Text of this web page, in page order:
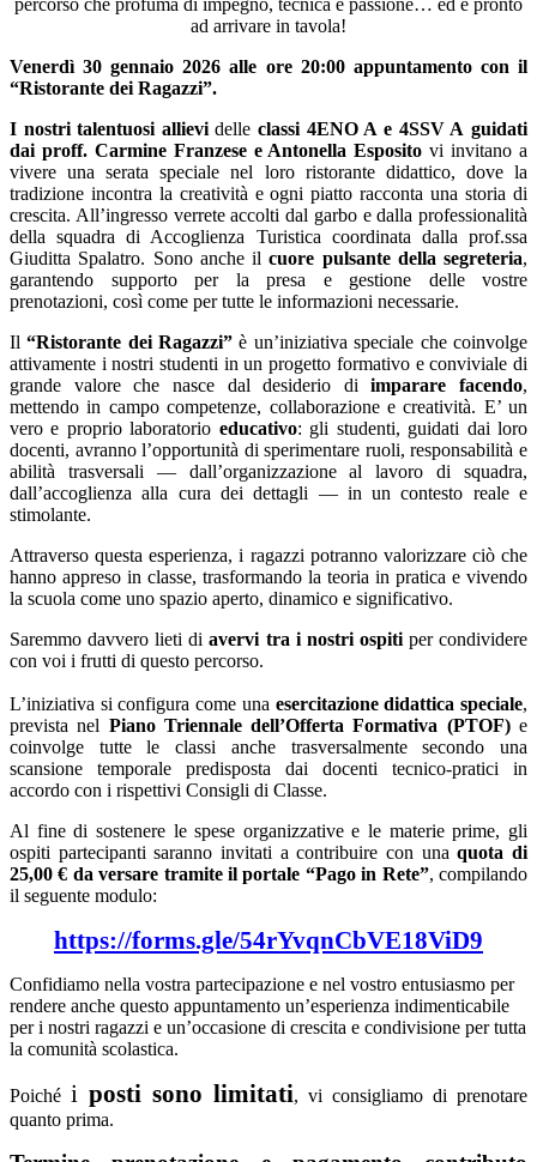
percorso che profuma di impegno, tecnica e passione… ed è pronto
ad arrivare in tavola!
Venerdì 30 gennaio 2026 alle ore 20:00 appuntamento con il
“Ristorante dei Ragazzi”.
I nostri talentuosi allievidelleclassi 4ENO A e 4SSV A guidati
dai proff. Carmine Franzese e Antonella Esposito vi invitano a
vivere una serata speciale nel loro ristorante didattico, dove la
tradizione incontra la creatività e ogni piatto racconta una storia di
crescita. All’ingresso verrete accolti dal garbo e dalla professionalità
della squadra di Accoglienza Turistica coordinata dalla prof.ssa
Giuditta Spalatro. Sono anche ilcuore pulsante della segreteria,
garantendo supporto per la presa e gestione delle vostre
prenotazioni, così come per tutte le informazioni necessarie.
Il“Ristorante dei Ragazzi” è un’iniziativa speciale che coinvolge
attivamente i nostri studenti in un progetto formativo e conviviale di
grande valore che nasce dal desiderio diimparare facendo,
mettendo in campo competenze, collaborazione e creatività. E’ un
vero e proprio laboratorio educativo: gli studenti, guidati dai loro
docenti, avranno l’opportunità di sperimentare ruoli, responsabilità e
abilità trasversali — dall’organizzazione al lavoro di squadra,
dall’accoglienza alla cura dei dettagli — in un contesto reale e
stimolante.
Attraverso questa esperienza, i ragazzi potranno valorizzare ciò che
hanno appreso in classe, trasformando la teoria in pratica e vivendo
la scuola come uno spazio aperto, dinamico e significativo.
Saremmo davvero lieti diavervi tra i nostri ospitiper condividere
con voi i frutti di questo percorso.
L’iniziativa si configura come una esercitazione didattica speciale,
prevista nel Piano Triennale dell’Offerta Formativa (PTOF)e
coinvolge tutte le classi anche trasversalmente secondo una
scansione temporale predisposta dai docenti tecnico-pratici in
accordo con i rispettivi Consigli di Classe.
Al fine di sostenere le spese organizzative e le materie prime, gli
ospiti partecipanti saranno invitati a contribuire con unaquota di
25,00 € da versare tramite il portale “Pago in Rete”, compilando
il seguente modulo:
https://forms.gle/54rYvqnCbVE18ViD9
Confidiamo nella vostra partecipazione e nel vostro entusiasmo per
rendere anche questo appuntamento un’esperienza indimenticabile
per i nostri ragazzi e un’occasione di crescita e condivisione per tutta
la comunità scolastica.
Poiché i posti sono limitati, vi consigliamo di prenotare
quanto prima.